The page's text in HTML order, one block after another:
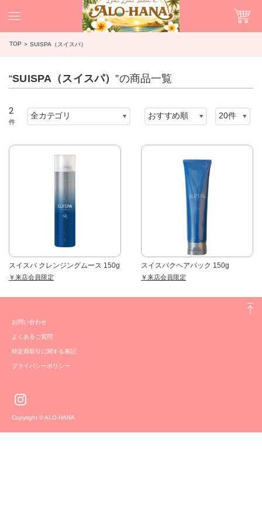
TOP SUISPA（スイスパ）
“SUISPA（スイスパ）”の商品一覧
2
件
スイスパ クレンジングムース 150g
￥来店会員限定
スイスパクヘアパック 150g
￥来店会員限定
お問い合わせ
よくあるご質問
特定商取引に関する表記
プライバシーポリシー
Copyright © ALO-HANA